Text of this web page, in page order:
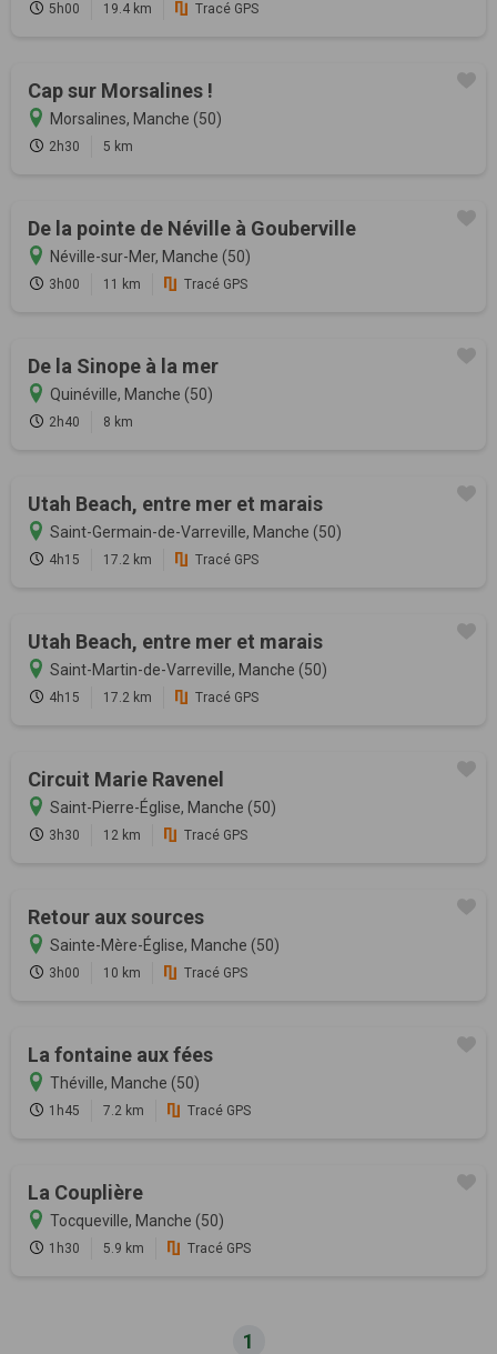
5h00 19.4 km Tracé GPS
Cap sur Morsalines !
Morsalines, Manche (50)
2h30 5 km
De la pointe de Néville à Gouberville
Néville-sur-Mer, Manche (50)
3h00 11 km Tracé GPS
De la Sinope à la mer
Quinéville, Manche (50)
2h40 8 km
Utah Beach, entre mer et marais
Saint-Germain-de-Varreville, Manche (50)
4h15 17.2 km Tracé GPS
Utah Beach, entre mer et marais
Saint-Martin-de-Varreville, Manche (50)
4h15 17.2 km Tracé GPS
Circuit Marie Ravenel
Saint-Pierre-Église, Manche (50)
3h30 12 km Tracé GPS
Retour aux sources
Sainte-Mère-Église, Manche (50)
3h00 10 km Tracé GPS
La fontaine aux fées
Théville, Manche (50)
1h45 7.2 km Tracé GPS
La Couplière
Tocqueville, Manche (50)
1h30 5.9 km Tracé GPS
1